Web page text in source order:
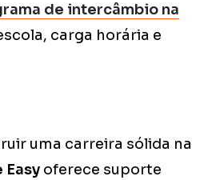
de intercâmbio na
carga horária e
uma carreira sólida na
Easy oferece suporte